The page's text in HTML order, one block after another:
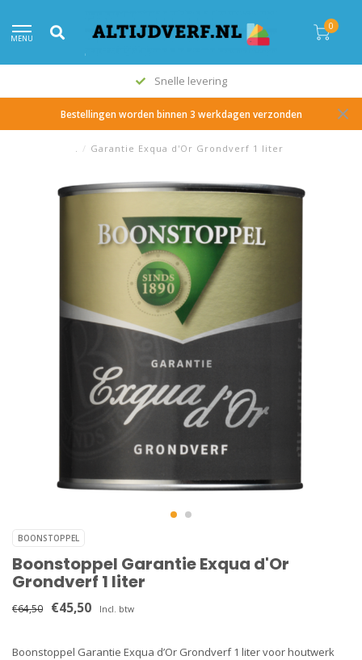
MENU
0
Snelle levering
Bestellingen worden binnen 3 werkdagen verzonden
. / Garantie Exqua d'Or Grondverf 1 liter
BOONSTOPPEL
Boonstoppel Garantie Exqua d'Or
Grondverf 1 liter
€64,50 €45,50 Incl. btw
Boonstoppel Garantie Exqua d’Or Grondverf 1 liter voor houtwerk